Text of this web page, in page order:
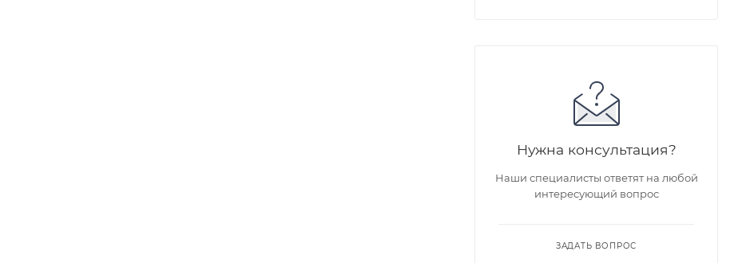
Нужна консультация?
Наши специалисты ответят на любой
интересующий вопрос
ЗАДАТЬ ВОПРОС